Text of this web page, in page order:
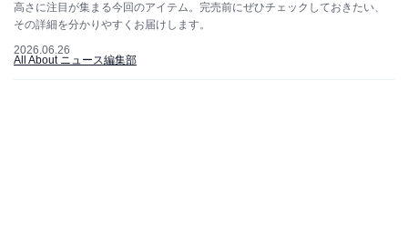
高さに注目が集まる今回のアイテム。完売前にぜひチェックしておきたい、
その詳細を分かりやすくお届けします。
2026.06.26
All About ニュース編集部